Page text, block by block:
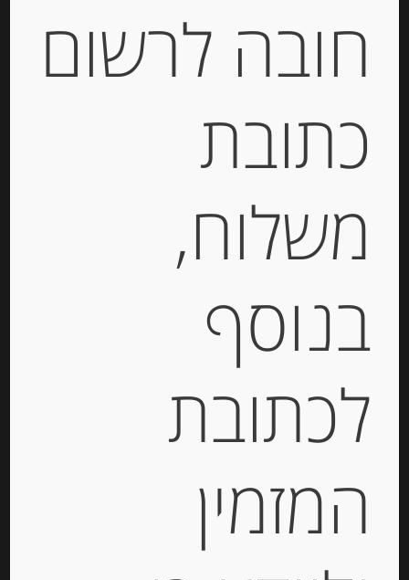
יחידות
הוספה לסל
Stock
31% שומן 100 גרם APERIFRESCO
SAPORI DEL SUD
37.00
מחיר ל 100 גרם: 37.00 ש"ח
חובה לרשום
כתובת
משלוח,
בנוסף
לכתובת
המזמין